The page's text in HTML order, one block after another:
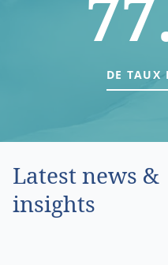
DE TAUX
Latest news &
insights